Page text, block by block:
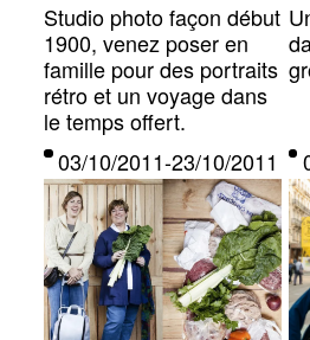
Studio photo façon début
1900, venez poser en
famille pour des portraits
rétro et un voyage dans
le temps offert.
03/10/2011-23/10/2011